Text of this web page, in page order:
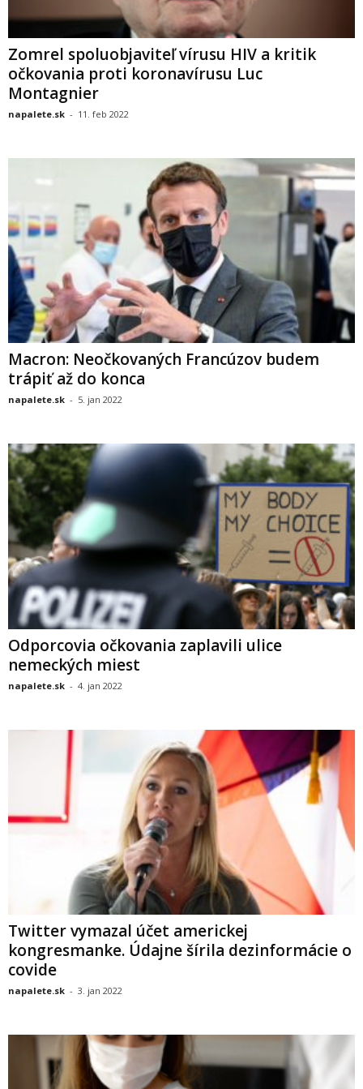
Zomrel spoluobjaviteľ vírusu HIV a kritik
očkovania proti koronavírusu Luc
Montagnier
napalete.sk - 11. feb 2022
Macron: Neočkovaných Francúzov budem
trápiť až do konca
napalete.sk - 5. jan 2022
Odporcovia očkovania zaplavili ulice
nemeckých miest
napalete.sk - 4. jan 2022
Twitter vymazal účet americkej
kongresmanke. Údajne šírila dezinformácie o
covide
napalete.sk - 3. jan 2022